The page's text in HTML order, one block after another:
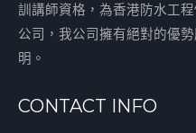
訓講師資格，為香港防水工
公司，我公司擁有絕對的優
明。
CONTACT INFO